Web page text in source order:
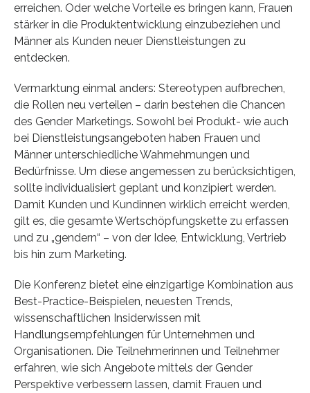
erreichen. Oder welche Vorteile es bringen kann, Frauen
stärker in die Produktentwicklung einzubeziehen und
Männer als Kunden neuer Dienstleistungen zu
entdecken.
Vermarktung einmal anders: Stereotypen aufbrechen,
die Rollen neu verteilen – darin bestehen die Chancen
des Gender Marketings. Sowohl bei Produkt- wie auch
bei Dienstleistungsangeboten haben Frauen und
Männer unterschiedliche Wahrnehmungen und
Bedürfnisse. Um diese angemessen zu berücksichtigen,
sollte individualisiert geplant und konzipiert werden.
Damit Kunden und Kundinnen wirklich erreicht werden,
gilt es, die gesamte Wertschöpfungskette zu erfassen
und zu „gendern“ – von der Idee, Entwicklung, Vertrieb
bis hin zum Marketing.
Die Konferenz bietet eine einzigartige Kombination aus
Best-Practice-Beispielen, neuesten Trends,
wissenschaftlichen Insiderwissen mit
Handlungsempfehlungen für Unternehmen und
Organisationen. Die Teilnehmerinnen und Teilnehmer
erfahren, wie sich Angebote mittels der Gender
Perspektive verbessern lassen, damit Frauen und